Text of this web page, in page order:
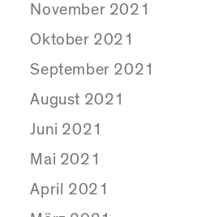
November 2021
Oktober 2021
September 2021
August 2021
Juni 2021
Mai 2021
April 2021